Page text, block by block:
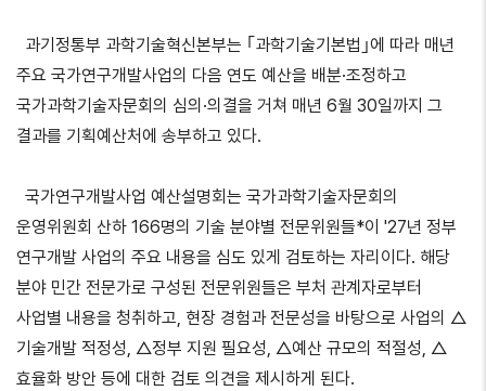
과기정통부 과학기술혁신본부는 ｢과학기술기본법｣에 따라 매년
주요 국가연구개발사업의 다음 연도 예산을 배분·조정하고
국가과학기술자문회의 심의·의결을 거쳐 매년 6월 30일까지 그
결과를 기획예산처에 송부하고 있다.
국가연구개발사업 예산설명회는 국가과학기술자문회의
운영위원회 산하 166명의 기술 분야별 전문위원들*이 '27년 정부
연구개발 사업의 주요 내용을 심도 있게 검토하는 자리이다. 해당
분야 민간 전문가로 구성된 전문위원들은 부처 관계자로부터
사업별 내용을 청취하고, 현장 경험과 전문성을 바탕으로 사업의 △
기술개발 적정성, △정부 지원 필요성, △예산 규모의 적절성, △
효율화 방안 등에 대한 검토 의견을 제시하게 된다.